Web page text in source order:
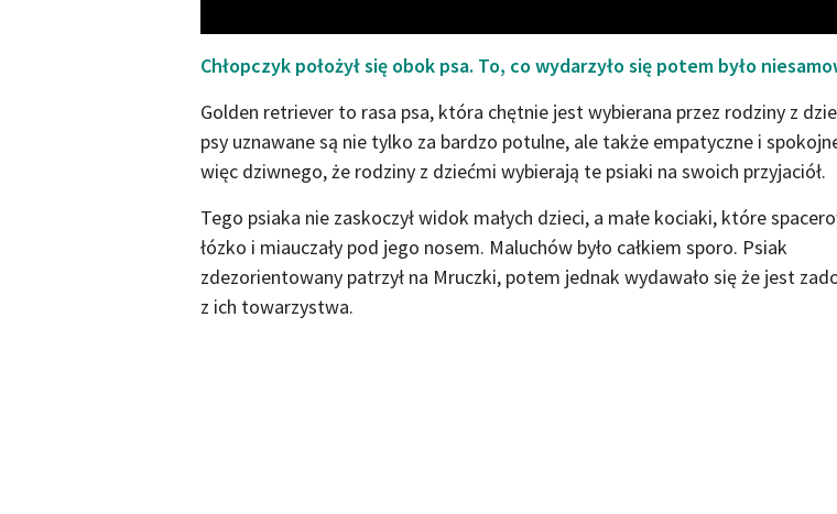
Chłopczyk położył się obok psa. To, co wydarzyło się potem było
Golden retriever to rasa psa, która chętnie jest wybierana przez rodziny z
psy uznawane są nie tylko za bardzo potulne, ale także empatyczne i
więc dziwnego, że rodziny z dziećmi wybierają te psiaki na swoich przyjaciół.
Tego psiaka nie zaskoczył widok małych dzieci, a małe kociaki, które
łózko i miauczały pod jego nosem. Maluchów było całkiem sporo. Psiak
zdezorientowany patrzył na Mruczki, potem jednak wydawało się że jest
z ich towarzystwa.